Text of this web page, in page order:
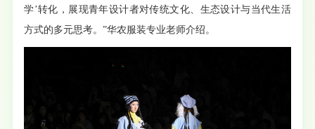
学’转化，展现青年设计者对传统文化、生态设计与当代生活
方式的多元思考。”华农服装专业老师介绍。